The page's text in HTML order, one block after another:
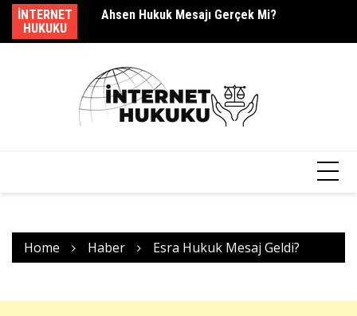
Skip
content
INTERNET
HUKUKU
Ahsen Hukuk Mesajı Gerçek Mi?
Home Haber Esra Hukuk Mesaj Geldi?